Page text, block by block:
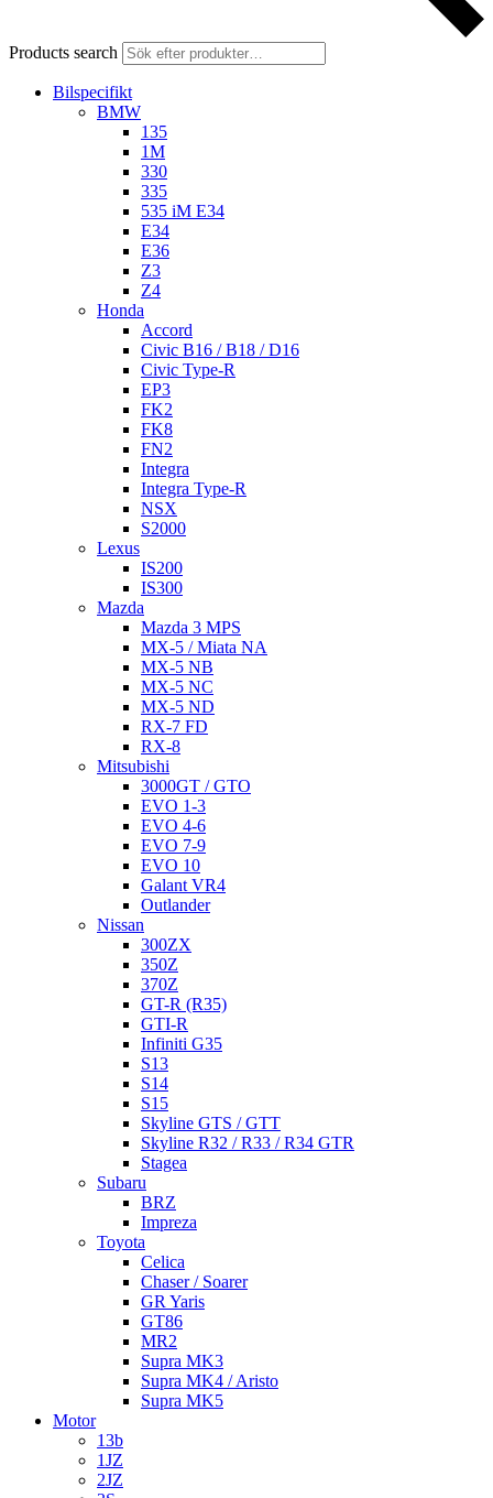
Products search
Bilspecifikt
BMW
135
1M
330
335
535 iM E34
E34
E36
Z3
Z4
Honda
Accord
Civic B16 / B18 / D16
Civic Type-R
EP3
FK2
FK8
FN2
Integra
Integra Type-R
NSX
S2000
Lexus
IS200
IS300
Mazda
Mazda 3 MPS
MX-5 / Miata NA
MX-5 NB
MX-5 NC
MX-5 ND
RX-7 FD
RX-8
Mitsubishi
3000GT / GTO
EVO 1-3
EVO 4-6
EVO 7-9
EVO 10
Galant VR4
Outlander
Nissan
300ZX
350Z
370Z
GT-R (R35)
GTI-R
Infiniti G35
S13
S14
S15
Skyline GTS / GTT
Skyline R32 / R33 / R34 GTR
Stagea
Subaru
BRZ
Impreza
Toyota
Celica
Chaser / Soarer
GR Yaris
GT86
MR2
Supra MK3
Supra MK4 / Aristo
Supra MK5
Motor
13b
1JZ
2JZ